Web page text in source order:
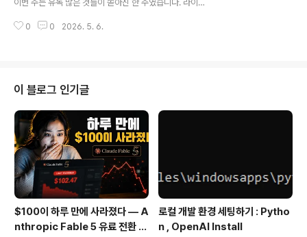
람 — "파워유저가 되지 않으면 대체될까봐..."사무직 Dr
이번 주는 유독 많은 것들이 쏟아진 한 주였습니다. 라이브
글 2편 — 총 7개의 콘텐츠를 AI와 함께 만들었습니다. 그
하지 않았던 것이었습니다. 바로 PKM이 AI 시대에 왜 필
수인가. 어떻게 알았을까요? 이 질문의 답이 영상에 담겨
있습니다. ▶ 한국어 영상 https://youtu.be/VKafJ9fxll
s ▶ English Version https://youtu.be/7bruHTiqdt
w ..
0 0 2026. 5. 6.
이 블로그 인기글
$100이 하루 만에 사라졌다 — A
nthropic Fable 5 유료 전환 사
로컬 개발 환경 세팅하기 : Pytho
n , OpenAI Install